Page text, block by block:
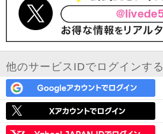
他のサービスIDでログインする